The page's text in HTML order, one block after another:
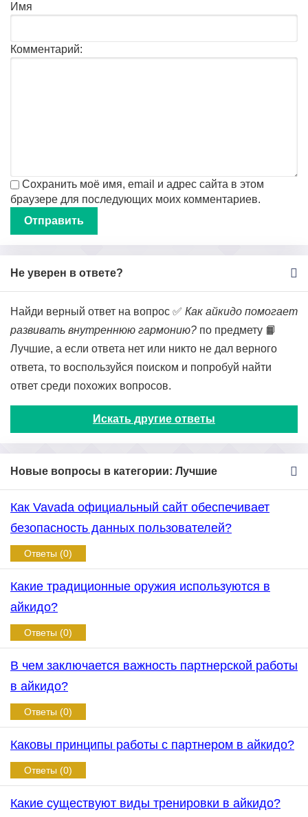
Имя
Комментарий:
Сохранить моё имя, email и адрес сайта в этом
браузере для последующих моих комментариев.
Не уверен в ответе?
Найди верный ответ на вопрос ✅ Как айкидо помогает
развивать внутреннюю гармонию? по предмету 📙
Лучшие, а если ответа нет или никто не дал верного
ответа, то воспользуйся поиском и попробуй найти
ответ среди похожих вопросов.
Искать другие ответы
Новые вопросы в категории: Лучшие
Как Vavada официальный сайт обеспечивает
безопасность данных пользователей?
Ответы (0)
Какие традиционные оружия используются в
айкидо?
Ответы (0)
В чем заключается важность партнерской работы
в айкидо?
Ответы (0)
Каковы принципы работы с партнером в айкидо?
Ответы (0)
Какие существуют виды тренировки в айкидо?